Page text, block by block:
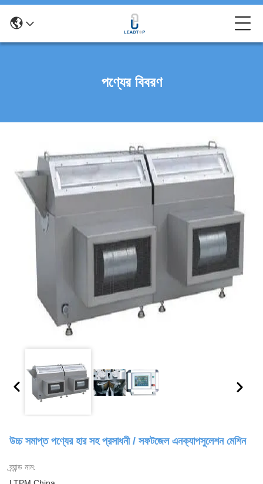
পণ্যের বিবরণ
উচ্চ সমাপ্ত পণ্যের হার সহ প্রসাধনী / সফটজেল এনক্যাপসুলেশন মেশিন
ব্র্যান্ড নাম: